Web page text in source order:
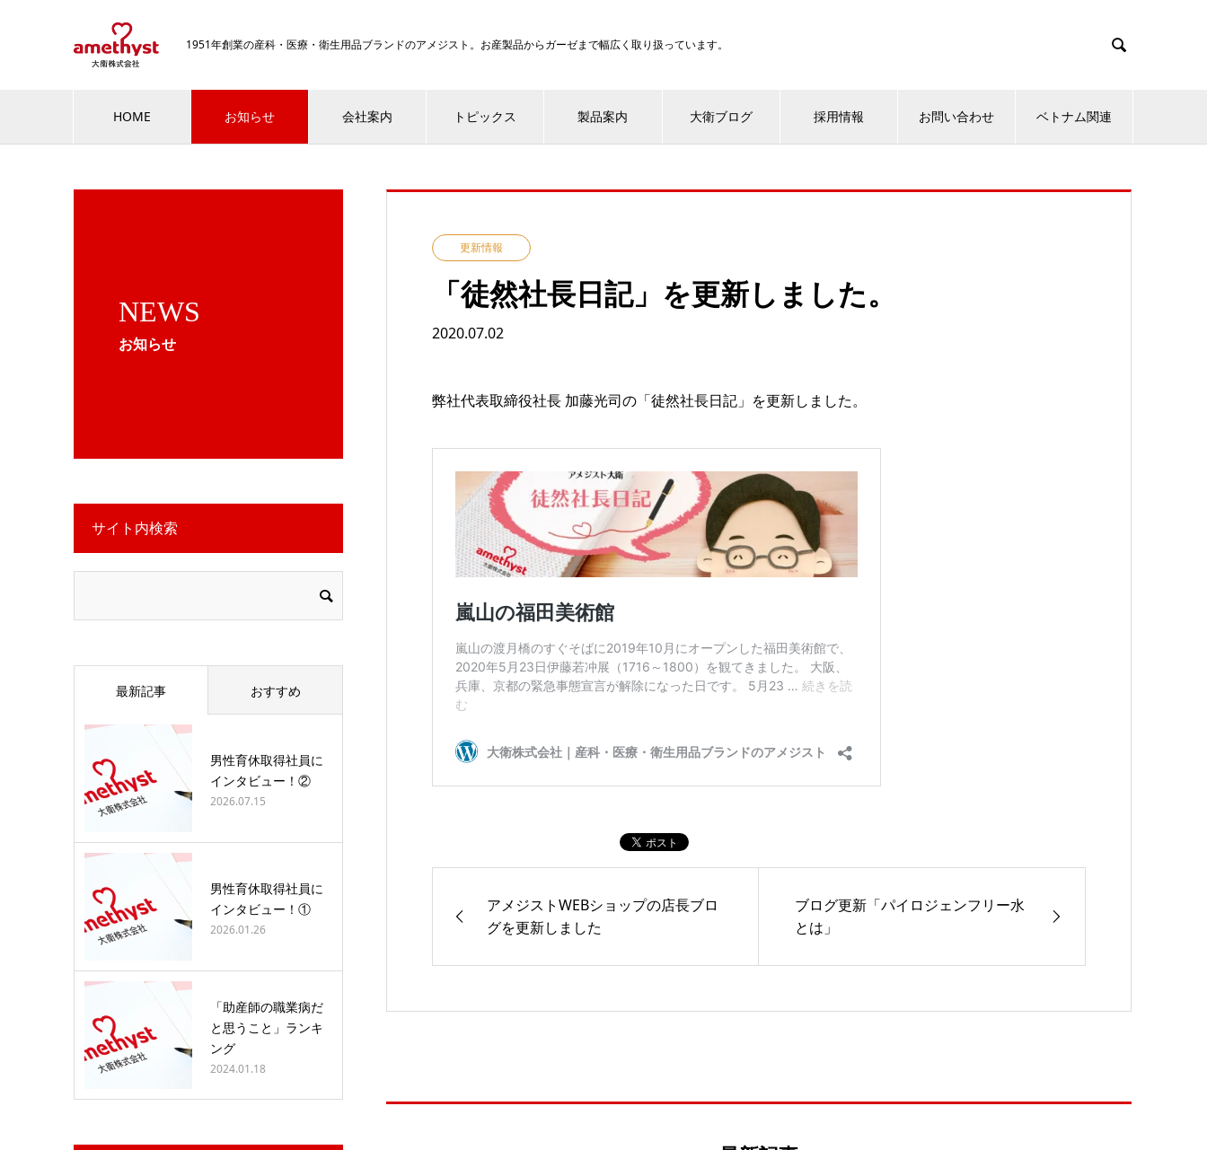
1951年創業の産科・医療・衛生用品ブランドのアメジスト。お産製品からガーゼまで幅広く取り扱っています。 
HOME お知らせ 会社案内 トピックス 製品案内 大衛ブログ 採用情報 お問い合わせ ベトナム関連
NEWS
お知らせ
更新情報
「徒然社長日記」を更新しました。
2020.07.02
弊社代表取締役社長 加藤光司の「徒然社長日記」を更新しました。
アメジストWEBショップの店長ブロ
グを更新しました
ブログ更新「パイロジェンフリー水
とは」
サイト内検索
最新記事 おすすめ
男性育休取得社員に
インタビュー！②
2026.07.15
男性育休取得社員に
インタビュー！①
2026.01.26
「助産師の職業病だ
と思うこと」ランキ
ング
2024.01.18